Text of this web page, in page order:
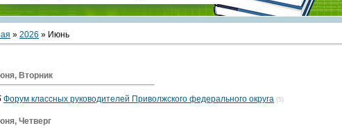
» 2026 » Июнь
Вторник
Форум классных руководителей Приволжского федерального округа (5)
Четверг